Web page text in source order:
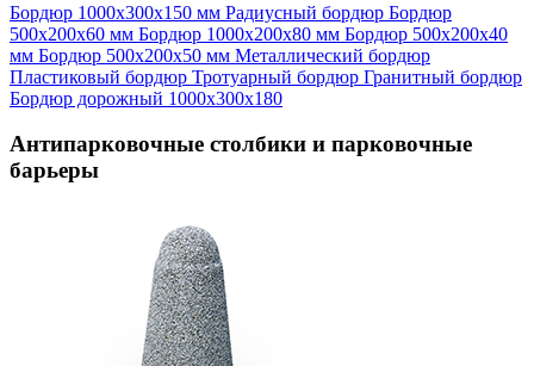
Бордюр 1000х300х150 мм Радиусный бордюр Бордюр
500х200х60 мм Бордюр 1000х200х80 мм Бордюр 500х200х40
мм Бордюр 500х200х50 мм Металлический бордюр
Пластиковый бордюр Тротуарный бордюр Гранитный бордюр
Бордюр дорожный 1000х300х180
Антипарковочные столбики и парковочные
барьеры